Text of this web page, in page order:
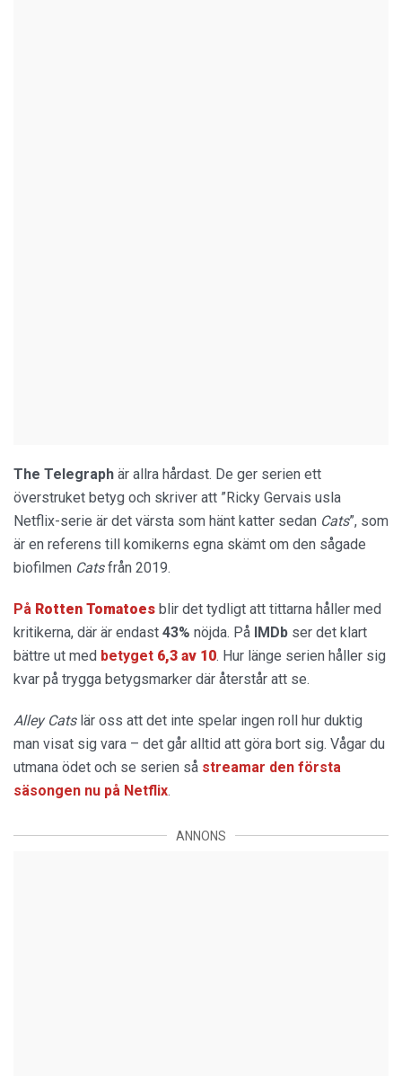
The Telegraph är allra hårdast. De ger serien ett
överstruket betyg och skriver att ”Ricky Gervais usla
Netflix-serie är det värsta som hänt katter sedan Cats”, som
är en referens till komikerns egna skämt om den sågade
biofilmen Catsfrån 2019.
På Rotten Tomatoes blir det tydligt att tittarna håller med
kritikerna, där är endast 43% nöjda. På IMDb ser det klart
bättre ut med betyget 6,3 av 10. Hur länge serien håller sig
kvar på trygga betygsmarker där återstår att se.
Alley Cats lär oss att det inte spelar ingen roll hur duktig
man visat sig vara – det går alltid att göra bort sig. Vågar du
utmana ödet och se serien så streamar den första
säsongen nu på Netflix.
ANNONS